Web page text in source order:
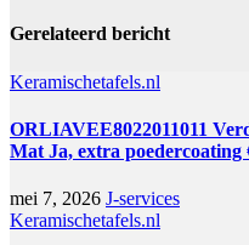
Gerelateerd bericht
Keramischetafels.nl
ORLIAVEE8022011011
Mat Ja, extra poedercoating
mei 7, 2026 J-services
Keramischetafels.nl